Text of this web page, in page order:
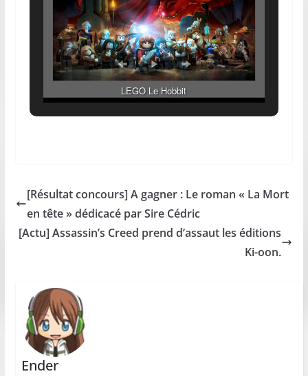
LEGO Le Hobbit
[Résultat concours] A gagner : Le roman « La Mort
en tête » dédicacé par Sire Cédric
[Actu] Assassin’s Creed prend d’assaut les éditions
Ki-oon.
Ender